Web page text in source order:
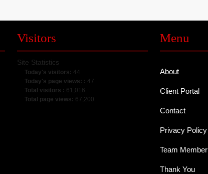
Visitors
Site Statistics
Today's visitors: 44
Today's page views: : 47
Total visitors : 61,016
Total page views: 67,200
Menu
About
Client Portal
Contact
Privacy Policy
Team Member
Thank You